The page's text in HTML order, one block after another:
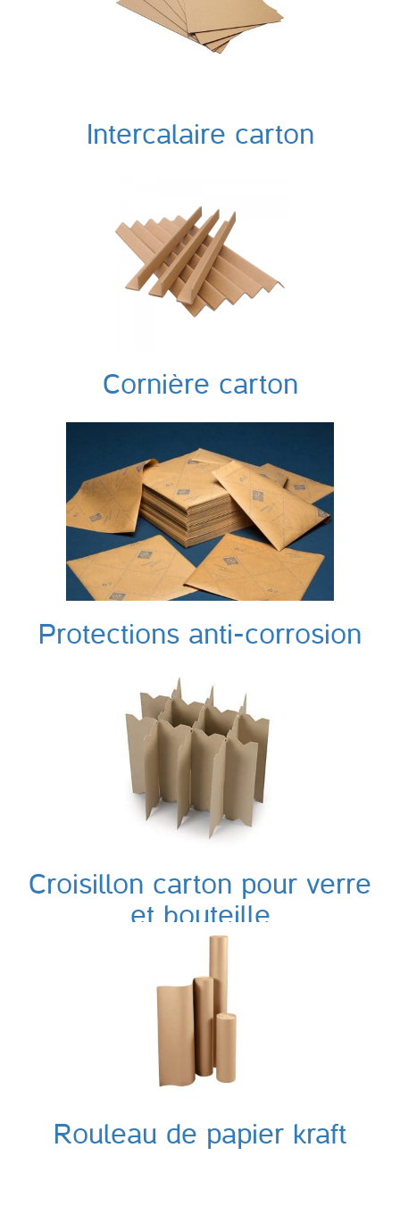
Intercalaire carton
Cornière carton
Protections anti-corrosion
Croisillon carton pour verre
et bouteille
Rouleau de papier kraft